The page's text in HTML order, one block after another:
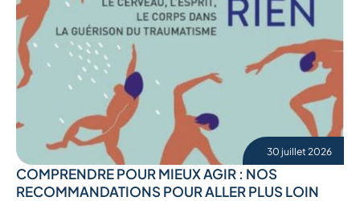
30 juillet 2026
COMPRENDRE POUR MIEUX AGIR : NOS
RECOMMANDATIONS POUR ALLER PLUS LOIN